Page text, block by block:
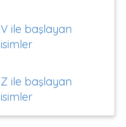
V ile başlayan
isimler
Z ile başlayan
isimler